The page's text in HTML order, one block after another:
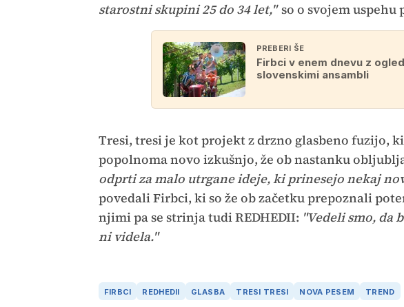
starostni skupini 25 do 34 let,"so o svojem
PREBERI ŠE
Firbci v enem dnevu z
slovenskimi ansambli
Tresi, tresi je kot projekt z drzno glasbeno fuzijo,
popolnoma novo izkušnjo, že ob nastanku
odprti za malo utrgane ideje, ki prinesejo nekaj
povedali Firbci, ki so že ob začetku prepoznali
njimi pa se strinja tudi REDHEDII: "Vedeli smo, da
ni videla."
FIRBCI REDHEDII GLASBA TRESI TRESI NOVA PESEM TREND